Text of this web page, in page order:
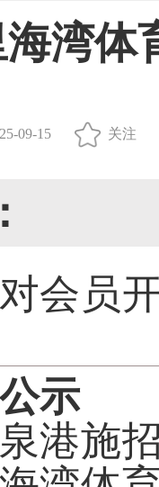
湾体
09-15 关注
会员
示
泉港施